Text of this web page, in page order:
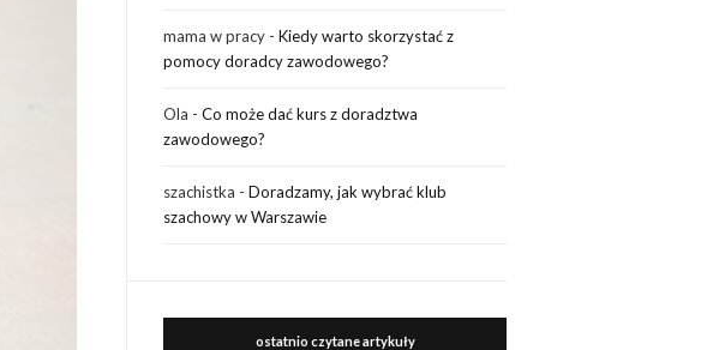
mama w pracy -Kiedy warto skorzystać z
pomocy doradcy zawodowego?
Ola -Co może dać kurs z doradztwa
zawodowego?
szachistka -Doradzamy, jak wybrać klub
szachowy w Warszawie
ostatnio czytane artykuły